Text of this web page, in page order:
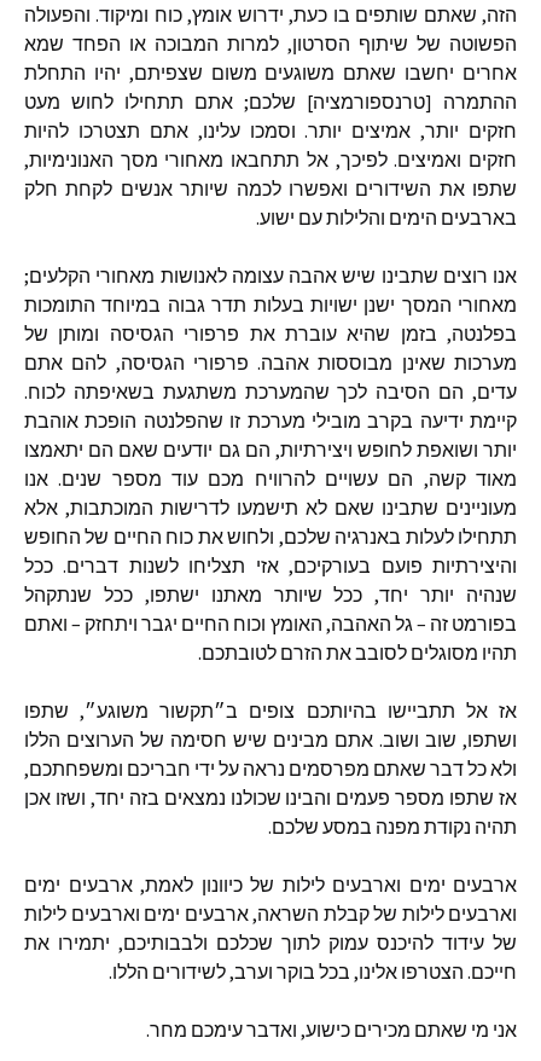
הזה, שאתם שותפים בו כעת, ידרוש אומץ,כוח ומיקוד. והפעולה
הפשוטה של שיתוף הסרטון, למרות המבוכה או הפחד שמא
אחרים יחשבו שאתם משוגעים משום שצפיתם, יהיו התחלת
ההתמרה [טרנספורמציה] שלכם; אתם תתחילו לחוש מעט
חזקים יותר, אמיצים יותר. וסמכו עלינו,אתם תצטרכו להיות
חזקים ואמיצים.לפיכך,אל תתחבאו מאחורי מסך האנונימיות,
שתפו את השידורים ואפשרו לכמה שיותר אנשים לקחת חלק
בארבעים הימים והלילותעם ישוע.
אנו רוצים שתבינו שיש אהבה עצומה לאנושות מאחורי הקלעים;
מאחורי המסך ישנן ישויות בעלות תדר גבוה במיוחד התומכות
בפלנטה, בזמן שהיא עוברת את פרפורי הגסיסה ומותן של
מערכות שאינן מבוססות אהבה. פרפורי הגסיסה, להם אתם
עדים, הם הסיבה לכך שהמערכת משתגעת בשאיפתה לכוח.
קיימת ידיעה בקרב מובילי מערכת זו שהפלנטה הופכת אוהבת
יותר ושואפת לחופש ויצירתיות, הם גם יודעים שאם הם יתאמצו
מאוד קשה, הם עשויים להרוויח מכם עוד מספר שנים. אנו
מעוניינים שתבינו שאם לא תישמעו לדרישות המוכתבות, אלא
תתחילו לעלות באנרגיה שלכם, ולחושאת כוח החיים של החופש
והיצירתיות פועם בעורקיכם,אזי תצליחו לשנות דברים. ככל
שנהיה יותר יחד, ככל שיותר מאתנו ישתפו,ככל שנתקהל
בפורמט זה – גל האהבה, האומץ וכוח החיים יגבר ויתחזק – ואתם
תהיו מסוגלים לסובבאת הזרם לטובתכם.
אז אל תתביישו בהיותכם צופים ב״תקשור משוגע״, שתפו
ושתפו, שוב ושוב. אתם מבינים שיש חסימה של הערוצים הללו
ולאכלדבר שאתם מפרסמים נראה על ידי חבריכם ומשפחתכם,
אז שתפו מספר פעמים והבינו שכולנו נמצאים בזה יחד, ושזו אכן
תהיה נקודת מפנה במסע שלכם.
ארבעים ימים וארבעים לילות של כיוונון לאמת,ארבעים ימים
וארבעים לילות שלקבלת השראה,ארבעים ימים וארבעים לילות
של עידוד להיכנס עמוק לתוך שכלכם ולבבותיכם, יתמירו את
חייכם. הצטרפו אלינו, בכל בוקר וערב,לשידורים הללו.
אני מי שאתם מכירים כישוע, ואדברעימכם מחר.